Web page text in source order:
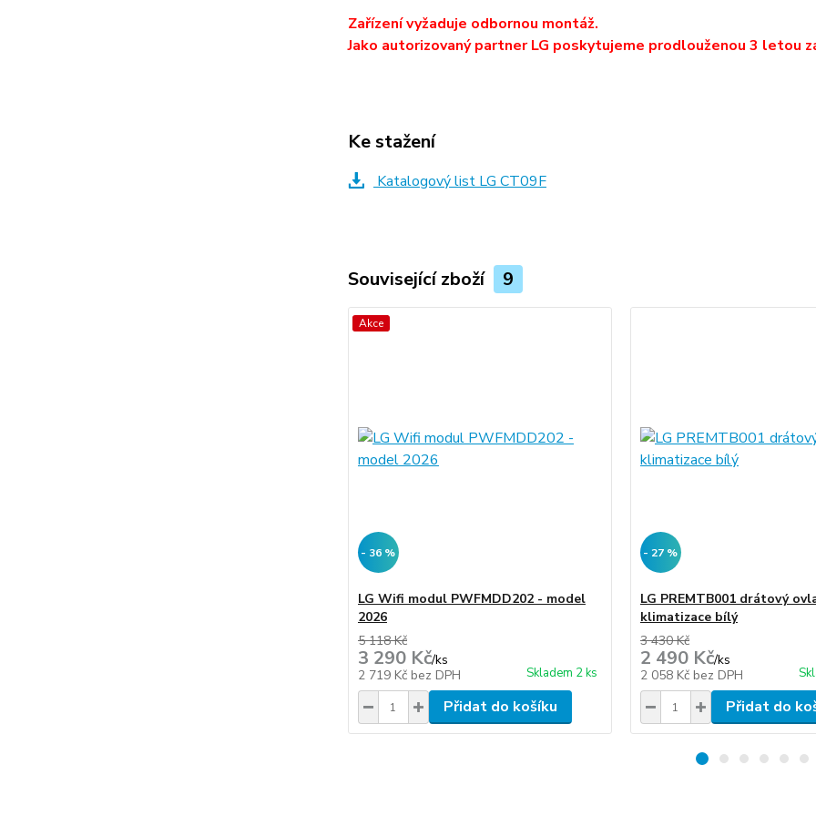
Zařízení vyžaduje odbornou montáž.
Jako autorizovaný partner LG poskytujeme prodlouženou 3 letou
Ke stažení
Katalogový list LG CT09F
Související zboží 9
Akce
- 36 %
LG Wifi modul PWFMDD202 - model
2026
5 118 Kč
3 290 Kč/ks
2 719 Kč bez DPH Skladem 2 ks
Přidat do košíku
- 27 %
LG PREMTB001 drátový
klimatizace bílý
3 430 Kč
2 490 Kč/ks
2 058 Kč bez DPH
Přidat do